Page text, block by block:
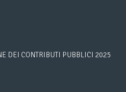
DEI CONTRIBUTI PUBBLICI 2025